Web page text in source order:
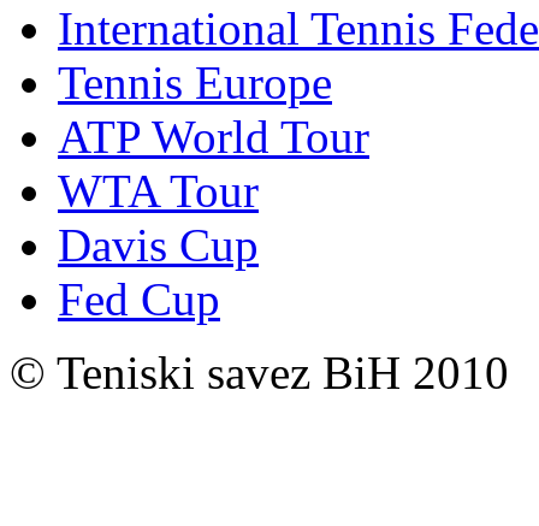
International Tennis
Tennis Europe
ATP World Tour
WTA Tour
Davis Cup
Fed Cup
© Teniski savez BiH 2010